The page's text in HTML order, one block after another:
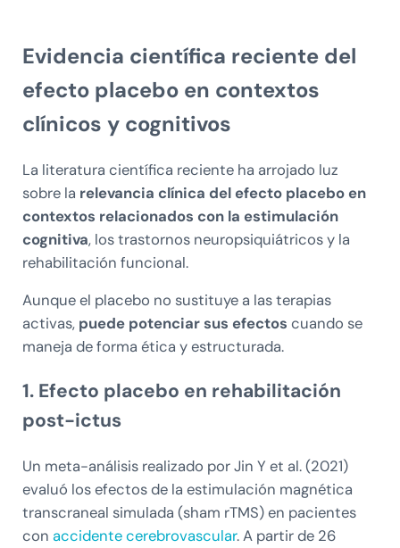
Evidencia científica reciente del
efecto placebo en contextos
clínicos y cognitivos
La literatura científica reciente ha arrojado luz
sobre la relevancia clínica del efecto placebo en
contextos relacionados con la estimulación
cognitiva, los trastornos neuropsiquiátricos y la
rehabilitación funcional.
Aunque el placebo no sustituye a las terapias
activas, puede potenciar sus efectos cuando se
maneja de forma ética y estructurada.
1. Efecto placebo en rehabilitación
post-ictus
Un meta-análisis realizado por Jin Y et al. (2021)
evaluó los efectos de la estimulación magnética
transcraneal simulada (sham rTMS) en pacientes
con accidente cerebrovascular. A partir de 26